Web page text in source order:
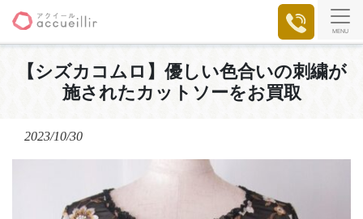
MENU
【シズカコムロ】優しい色合いの刺繍が
施されたカットソーをお買取
2023/10/30